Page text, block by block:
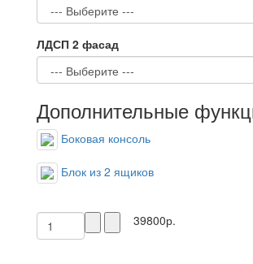
ЛДСП 2 фасад
Дополнительные
Боковая консоль
Блок из 2 ящиков
39800р.